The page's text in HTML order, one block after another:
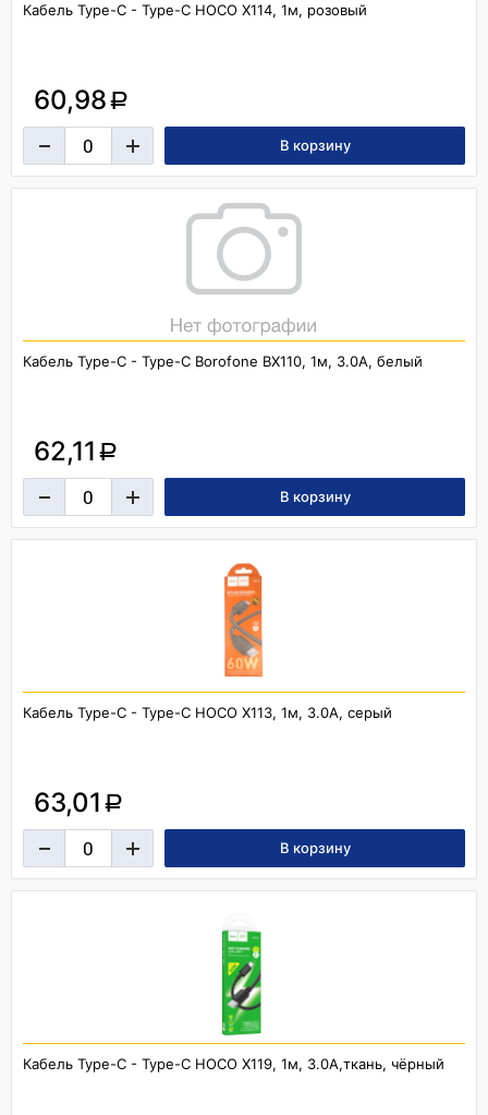
Кабель Type-C - Type-C HOCO X114, 1м, розовый
60,98 a
Кабель Type-C - Type-C Borofone BX110, 1м, 3.0A, белый
62,11 a
Кабель Type-C - Type-C HOCO X113, 1м, 3.0A, серый
63,01 a
Кабель Type-C - Type-C HOCO X119, 1м, 3.0A,ткань, чёрный